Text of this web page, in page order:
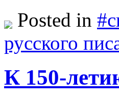
Posted in
русского
К 150-